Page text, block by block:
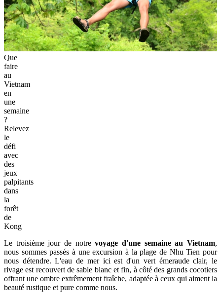
Que
faire
au
Vietnam
en
une
semaine
?
Relevez
le
défi
avec
des
jeux
palpitants
dans
la
forêt
de
Kong
Le troisième jour de notrevoyage d'une semaine au Vietnam,
nous sommes passés à une excursion à la plage de Nhu Tien pour
nous détendre. L'eau de mer ici est d'un vert émeraude clair, le
rivage est recouvert de sable blanc et fin, à côté des grands cocotiers
offrant une ombre extrêmement fraîche, adaptée à ceux qui aiment la
beauté rustique et pure comme nous.